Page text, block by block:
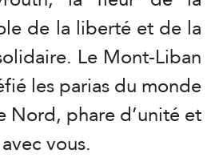
de la liberté et de la
Le Mont-Liban
les parias du monde
Nord, phare d’unité et
vous.